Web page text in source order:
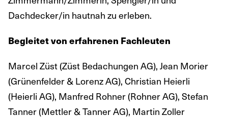
Dachdecker/in hautnah zu erleben.
Begleitet von erfahrenen Fachleuten
Marcel Züst (Züst Bedachungen AG), Jean Morier
(Grünenfelder & Lorenz AG), Christian Heierli
(Heierli AG), Manfred Rohner (Rohner AG), Stefan
Tanner (Mettler & Tanner AG), Martin Zoller